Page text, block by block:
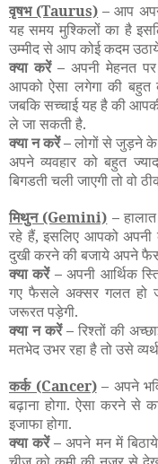
वृषभ(Taurus) – आप
यह समय मुश्किलों का है
उम्मीद से आप कोई कदम
क्या करें – अपनी मेहनत
आपको ऐसा लगेगा की
जबकि सच्चाई यह है की
ले जा सकती है.
क्या न करें –लोगों से जुड़ने के
अपने व्यवहार को बहुत
बिगडती चली जाएगी तो वो
मिथुन(Gemini) –
रहे हैं, इसलिए आपको अपनी
दुखी करने की बजाये अपने
क्या करें –अपनी आर्थिक
गए फैसले अक्सर गलत हो
जरूरत पड़ेगी.
क्या न करें – रिश्तों की
मतभेद उभर रहा है तो उसे
कर्क(Cancer)– अपने
बढ़ाना होगा. ऐसा करने से
इजाफा होगा.
क्या करें –अपने मन में